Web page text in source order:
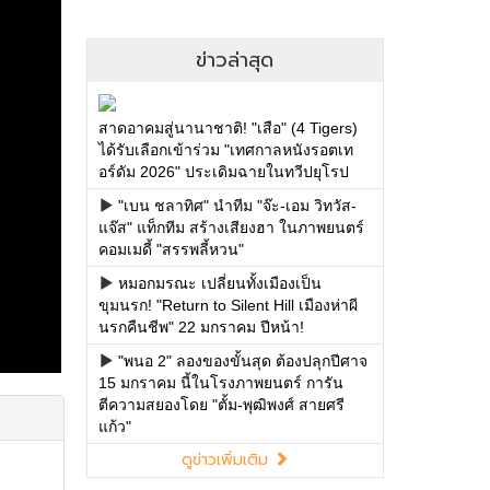
ข่าวล่าสุด
สาดอาคมสู่นานาชาติ! "เสือ" (4 Tigers)
ได้รับเลือกเข้าร่วม "เทศกาลหนังรอตเท
อร์ดัม 2026" ประเดิมฉายในทวีปยุโรป
"เบน ชลาทิศ" นำทีม "จ๊ะ-เอม วิทวัส-
แจ๊ส" แท็กทีม สร้างเสียงฮา ในภาพยนตร์
คอมเมดี้ "สรรพลี้หวน"
หมอกมรณะ เปลี่ยนทั้งเมืองเป็น
ขุมนรก! "Return to Silent Hill เมืองห่าผี
นรกคืนชีพ" 22 มกราคม ปีหน้า!
"พนอ 2" ลองของขั้นสุด ต้องปลุกปีศาจ
15 มกราคม นี้ในโรงภาพยนตร์ การัน
ตีความสยองโดย "ตั้ม-พุฒิพงศ์ สายศรี
แก้ว"
ดูข่าวเพิ่มเติม